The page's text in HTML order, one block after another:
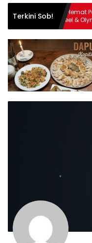
Terkini Sob!
Rumah Hemat Parah:
Olymsteel & Olymplast
Swalayan Bogor